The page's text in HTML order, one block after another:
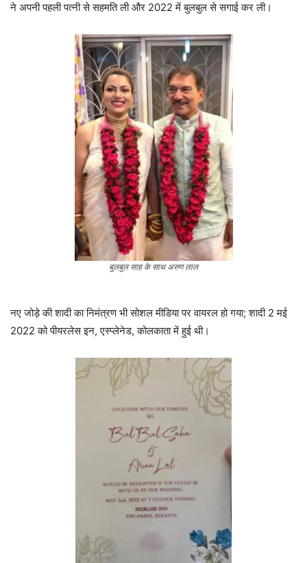
ने अपनी पहली पत्नी से सहमति ली और 2022 में बुलबुल से सगाई कर ली।
बुलबुल साह के साथ अरुण लाल
नए जोड़े की शादी का निमंत्रण भी सोशल मीडिया पर वायरल हो गया; शादी 2 मई
2022 को पीयरलेस इन, एस्प्लेनेड, कोलकाता में हुई थी।